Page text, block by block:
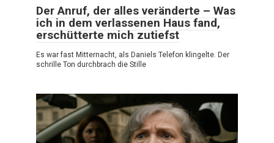
Der Anruf, der alles veränderte – Was
ich in dem verlassenen Haus fand,
erschütterte mich zutiefst
Es war fast Mitternacht, als Daniels Telefon klingelte. Der
schrille Ton durchbrach die Stille